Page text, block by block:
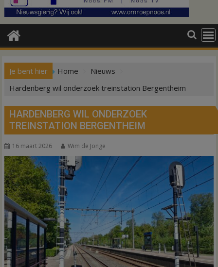
Je bent hier Home
Nieuws
Hardenberg wil onderzoek treinstation Bergentheim
HARDENBERG WIL ONDERZOEK
TREINSTATION BERGENTHEIM
16 maart 2026 Wim de Jonge